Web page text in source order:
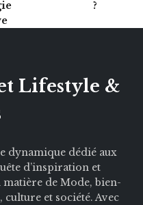
?
Lifestyle &
dynamique dédié aux
d’inspiration et
matière de Mode, bien-
culture et société. Avec